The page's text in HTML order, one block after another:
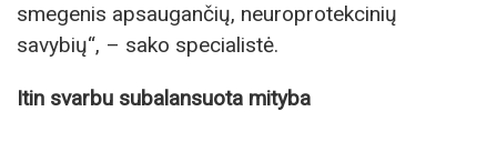
smegenis apsaugančių, neuroprotekcinių
savybių“, – sako specialistė.
Itin svarbu subalansuota mityba